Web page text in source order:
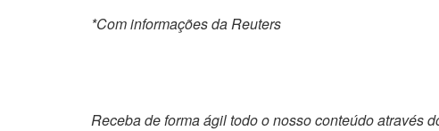
*Com informações da Reuters
Receba de forma ágil todo o nosso conteúdo através